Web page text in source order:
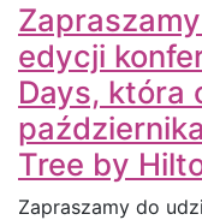
edycji
Days, która
Tree by
Zapraszamy do